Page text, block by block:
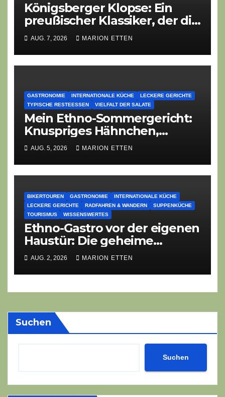
Königsberger Klopse: Ein
preußischer Klassiker, der die
Zeiten überdauert
AUG. 7, 2026 MARION ETTEN
GASTRONOMIE INTERNATIONALE KÜCHE
LECKERE GERICHTE
TYPISCHE RESTEESSEN
VIELFALT DER SALATE
Mein Ethno-Sommergericht:
Knuspriges Hähnchen,
Lauch-Rührei, Salat
AUG. 5, 2026 MARION ETTEN
BIKERTOUREN GASTRONOMIE
INTERNATIONALE KÜCHE
LECKERE GERICHTE
RADFAHREN & WANDERN
SUPPENKÜCHE
TOURISMUS
WISSENSWERTES
Ethno-Gastro vor der eigenen
Haustür: Die geheime
kulinarische DNA des
Gasthofs „Zur Eiche“
AUG. 2, 2026 MARION ETTEN
Suchen
Suchen